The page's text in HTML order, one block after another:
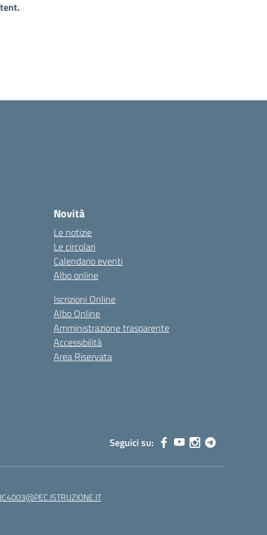
Novità
Le notizie
Le circolari
Calendario eventi
Albo online
Iscrizioni Online
Albo Online
Amministrazione trasparente
Accessibilità
Area Riservata
Seguici su: